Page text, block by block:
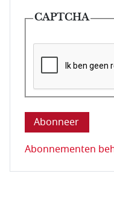
CAPTCHA
Deze vraag is
Abonnementen